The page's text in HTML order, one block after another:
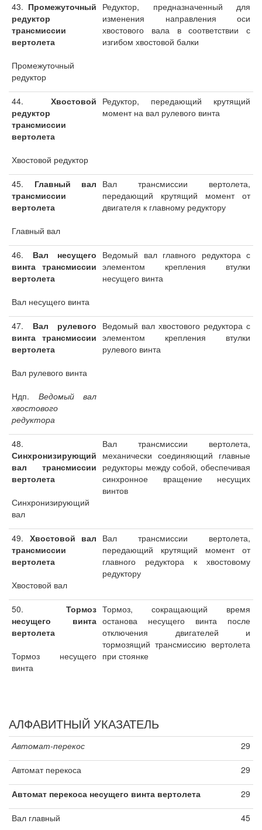
43. Промежуточный
редуктор
трансмиссии
вертолета
Промежуточный
редуктор
Редуктор, предназначенный для
изменения направления оси
хвостового вала в соответствии с
изгибом хвостовой балки
44. Хвостовой
редуктор
трансмиссии
вертолета
Хвостовой редуктор
Редуктор, передающий крутящий
момент на вал рулевого винта
45. Главный вал
трансмиссии
вертолета
Главный вал
Вал трансмиссии вертолета,
передающий крутящий момент от
двигателя к главному редуктору
46. Вал несущего
винта трансмиссии
вертолета
Вал несущего винта
Ведомый вал главного редуктора с
элементом крепления втулки
несущего винта
47. Вал рулевого
винта трансмиссии
вертолета
Вал рулевого винта
Ндп. Ведомый вал
хвостового
редуктора
Ведомый вал хвостового редуктора с
элементом крепления втулки
рулевого винта
48.
Синхронизирующий
вал трансмиссии
вертолета
Синхронизирующий
вал
Вал трансмиссии вертолета,
механически соединяющий главные
редукторы между собой, обеспечивая
синхронное вращение несущих
винтов
49. Хвостовой вал
трансмиссии
вертолета
Хвостовой вал
Вал трансмиссии вертолета,
передающий крутящий момент от
главного редуктора к хвостовому
редуктору
50. Тормоз
несущего винта
вертолета
Тормоз несущего
винта
Тормоз, сокращающий время
останова несущего винта после
отключения двигателей и
тормозящий трансмиссию вертолета
при стоянке
АЛФАВИТНЫЙ УКАЗАТЕЛЬ
Автомат-перекос 29
Автомат перекоса 29
Автомат перекоса несущего винта вертолета 29
Вал главный 45